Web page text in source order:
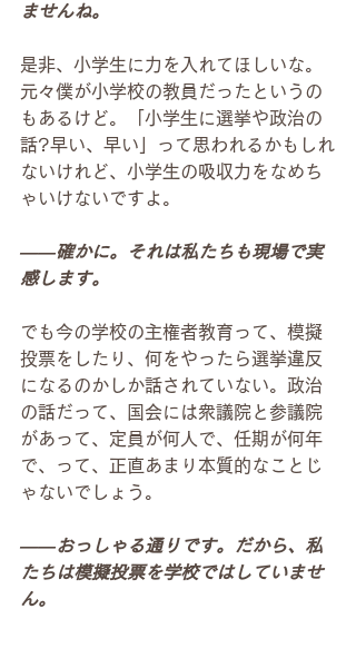
ませんね。
是非、小学生に力を入れてほしいな。
元々僕が小学校の教員だったというの
もあるけど。「小学生に選挙や政治の
話?早い、早い」って思われるかもしれ
ないけれど、小学生の吸収力をなめち
ゃいけないですよ。
――確かに。それは私たちも現場で実
感します。
でも今の学校の主権者教育って、模擬
投票をしたり、何をやったら選挙違反
になるのかしか話されていない。政治
の話だって、国会には衆議院と参議院
があって、定員が何人で、任期が何年
で、って、正直あまり本質的なことじ
ゃないでしょう。
――おっしゃる通りです。だから、私
たちは模擬投票を学校ではしていませ
ん。